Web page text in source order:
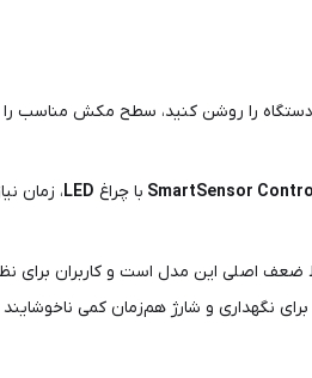
را روشن کنید، سطح مکش مناسب را
با چراغ LED، زمان
اصلی این مدل است و کاربران برای
نگهداری و شارژ هم‌زمان کمی ناخوشایند